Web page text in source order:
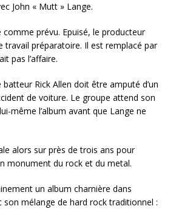
John « Mutt » Lange.
comme prévu. Epuisé, le producteur
travail préparatoire. Il est remplacé par
pas l’affaire.
Rick Allen doit être amputé d’un
de voiture. Le groupe attend son
même l’album avant que Lange ne
alors sur près de trois ans pour
monument du rock et du metal.
un album charnière dans
son mélange de hard rock traditionnel :